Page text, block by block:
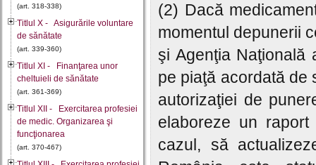
(art. 318-338)
Titlul X - Asigurările voluntare
de sănătate
(art. 339-360)
Titlul XI - Finanţarea unor
cheltuieli de sănătate
(art. 361-369)
Titlul XII - Exercitarea profesiei
de medic. Organizarea şi
funcţionarea
(art. 370-467)
(2) Dacă
momentul depunerii
şi Agenţia Naţională
pe piaţă acordată de
autorizaţiei de
elaboreze un
cazul, să